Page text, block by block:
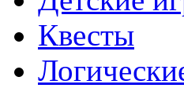
Квесты